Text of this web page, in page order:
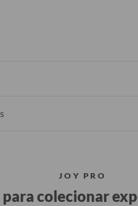
JOY PRO
para colecionar